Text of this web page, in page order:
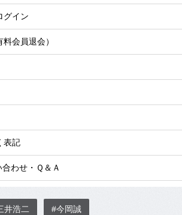
グイン
会員退会）
表記
わせ・Ｑ＆Ａ
井浩二 #今岡誠